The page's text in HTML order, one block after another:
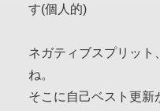
す(個人的)
ネガティブスプリット
ね。
そこに自己ベスト更新